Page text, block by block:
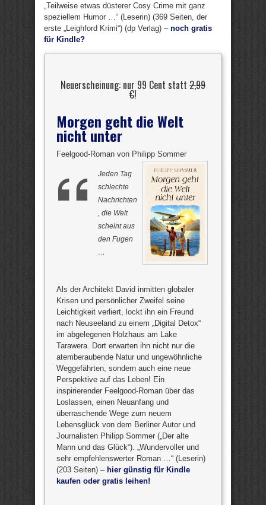
„Teilweise etwas düsterer Cosy Crime mit ganz
speziellem Humor …“ (Leserin) (369 Seiten, der
erste „Leighford Krimi“) (dp Verlag) – noch gratis
für Kindle?
Neuerscheinung: nur 99 Cent statt 2,99
€!
Morgen geht die Welt
nicht unter
Feelgood-Roman von Philipp Sommer
Jeden Tag
schlechte
Nachrichten
, die Welt
scheint aus
den Fugen
…
Als der Architekt David inmitten globaler
Krisen und persönlicher Zweifel seine
Leichtigkeit verliert, lockt ihn ein Freund
nach Neuseeland zu einem „Digital Detox“
im abgelegenen Holzhaus am Lake
Tarawera. Dort erwarten ihn nicht nur die
atemberaubende Natur und ungewöhnliche
Weggefährten, sondern auch eine neue
Perspektive auf das Leben! Ein
inspirierender Feelgood-Roman über das
Loslassen, einen Neuanfang und
überraschende Wege zum neuem
Lebensglück von dem Berliner Autor und
Journalisten Philipp Sommer („Der alte
Mann und das Glück“). „Wundervoller und
sehr empfehlenswerter Roman …“ (Leserin)
(203 Seiten) – hier günstig für Kindle
kaufen oder gratis leihen!